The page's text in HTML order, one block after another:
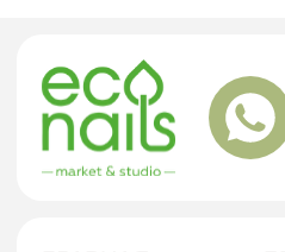
+7 909 800-50-10
INFO@ECONAILSHOP.RU
НАШ
АДРЕС